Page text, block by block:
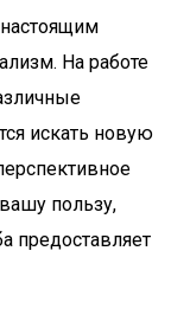
На работе
искать новую
пользу,
предоставляет